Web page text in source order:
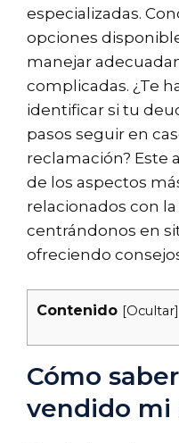
especializadas.
opciones
manejar
complicadas. ¿Te
identificar si tu
pasos seguir en
reclamación? Este
de los aspectos
relacionados con
centrándonos en
ofreciendo
Contenido [Ocultar]
Cómo
vendido mi